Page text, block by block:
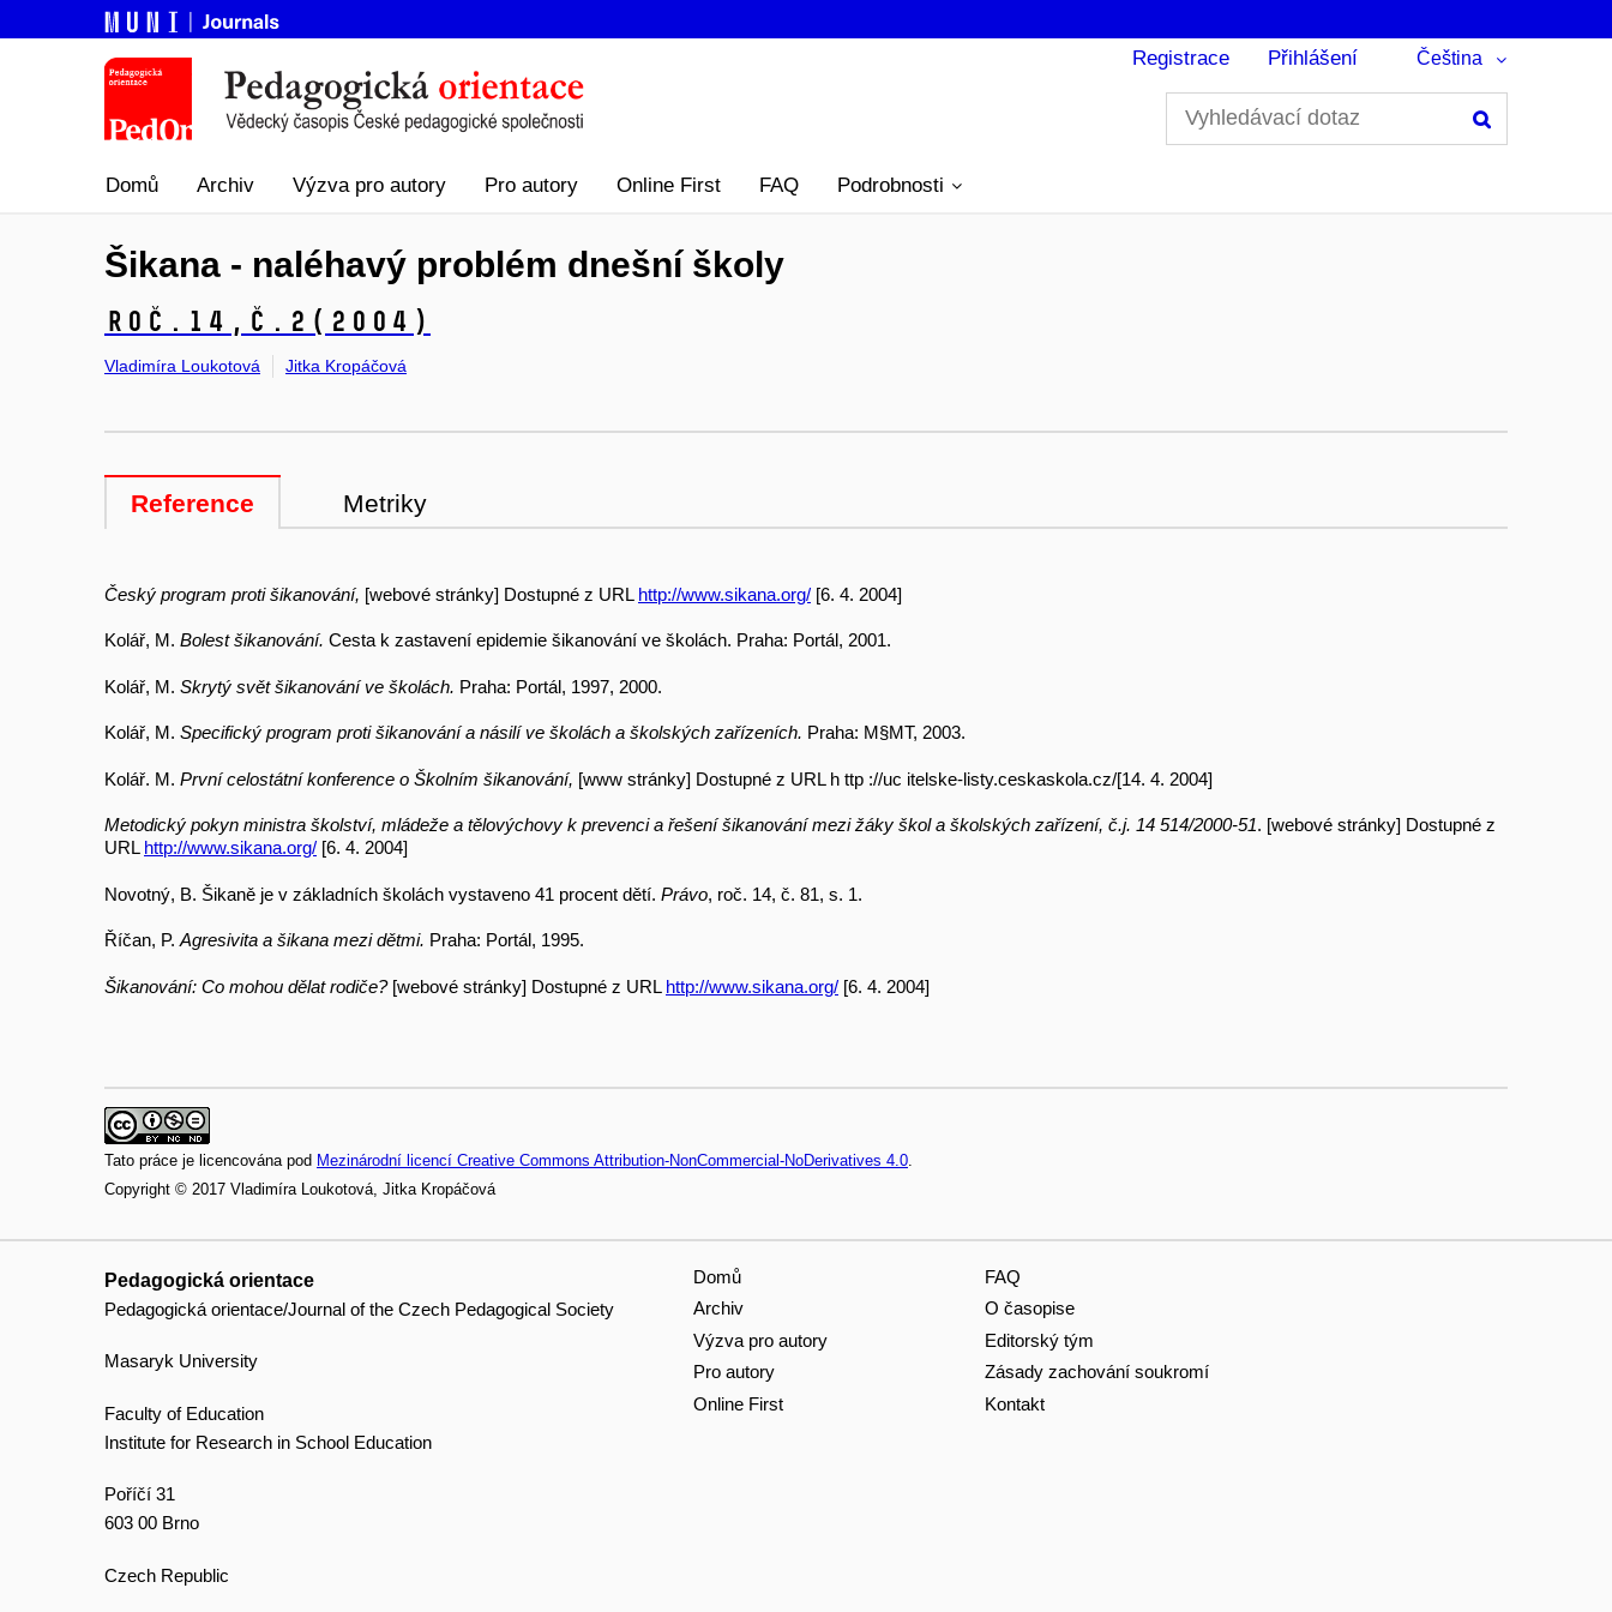
Registrace Přihlášení Čeština
Domů Archiv Výzva pro autory Pro autory Online First FAQ Podrobnosti
Šikana - naléhavý problém dnešní školy
Roč.14, č.2 (2004)
Vladimíra Loukotová Jitka Kropáčová
Reference Metriky
Český program proti šikanování, [webové stránky] Dostupné z URL http://www.sikana.org/ [6. 4. 2004]
Kolář, M. Bolest šikanování. Cesta k zastavení epidemie šikanování ve školách. Praha: Portál, 2001.
Kolář, M. Skrytý svět šikanování ve školách. Praha: Portál, 1997, 2000.
Kolář, M. Specifický program proti šikanování a násilí ve školách a školských zařízeních. Praha: M§MT, 2003.
Kolář. M. První celostátní konference o Školním šikanování, [www stránky] Dostupné z URL h ttp ://uc itelske-listy.ceskaskola.cz/[14. 4. 2004]
Metodický pokyn ministra školství, mládeže a tělovýchovy k prevenci a řešení šikanování mezi žáky škol a školských zařízení, č.j. 14 514/2000-51. [webové stránky] Dostupné z
URL http://www.sikana.org/ [6. 4. 2004]
Novotný, B. Šikaně je v základních školách vystaveno 41 procent dětí. Právo, roč. 14, č. 81, s. 1.
Říčan, P. Agresivita a šikana mezi dětmi. Praha: Portál, 1995.
Šikanování: Co mohou dělat rodiče? [webové stránky] Dostupné z URL http://www.sikana.org/ [6. 4. 2004]
Tato práce je licencována pod Mezinárodní licencí Creative Commons Attribution-NonCommercial-NoDerivatives 4.0.
Copyright © 2017 Vladimíra Loukotová, Jitka Kropáčová
Pedagogická orientace
Pedagogická orientace/Journal of the Czech Pedagogical Society
Masaryk University
Faculty of Education
Institute for Research in School Education
Poříčí 31
603 00 Brno
Czech Republic
Domů
Archiv
Výzva pro autory
Pro autory
Online First
FAQ
O časopise
Editorský tým
Zásady zachování soukromí
Kontakt